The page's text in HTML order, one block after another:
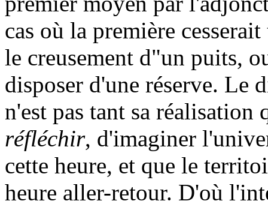
cas où la première
le creusement d"un puits,
disposer d'une réserve. Le
n'est pas tant sa réalisation
réfléchir, d'imaginer
cette heure, et que le
heure aller-retour. D'où